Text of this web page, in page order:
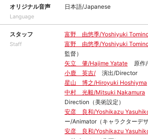
オリジナル音声
Language
日本語/Japanese
スタッフ
Staff
富野 由悠季/Yoshiyuki
富野 由悠季/Yoshiyuki
監督）
矢立 肇/Hajime Yatate
原作
小鹿 英吉/
演出/Director
星山 博之/Hiroyuki Hoshiyma
中村 光毅/Mitsuki Nakamura
Direction（美術設定）
安彦 良和/Yoshikazu
ー/Animator（キャラクターデザ
安彦 良和/Yoshikazu